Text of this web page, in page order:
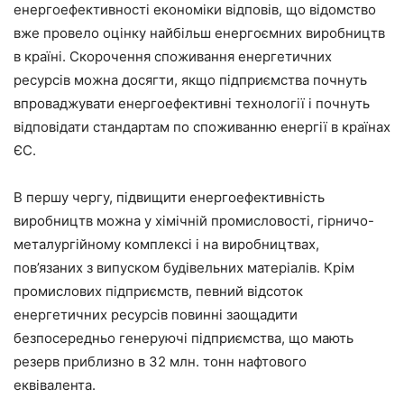
енергоефективності економіки відповів, що відомство
вже провело оцінку найбільш енергоємних виробництв
в країні. Скорочення споживання енергетичних
ресурсів можна досягти, якщо підприємства почнуть
впроваджувати енергоефективні технології і почнуть
відповідати стандартам по споживанню енергії в країнах
ЄС.
В першу чергу, підвищити енергоефективність
виробництв можна у хімічній промисловості, гірничо-
металургійному комплексі і на виробництвах,
пов’язаних з випуском будівельних матеріалів. Крім
промислових підприємств, певний відсоток
енергетичних ресурсів повинні заощадити
безпосередньо генеруючі підприємства, що мають
резерв приблизно в 32 млн. тонн нафтового
еквівалента.